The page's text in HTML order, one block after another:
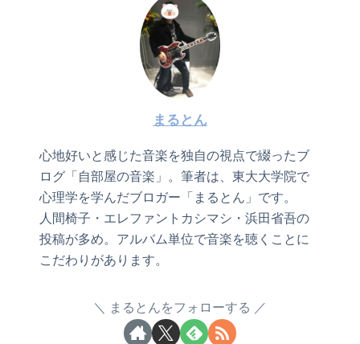
まるとん
心地好いと感じた音楽を独自の視点で綴ったブ
ログ「自部屋の音楽」。筆者は、東大大学院で
心理学を学んだブロガー「まるとん」です。
人間椅子・エレファントカシマシ・浜田省吾の
投稿が多め。アルバム単位で音楽を聴くことに
こだわりがあります。
まるとんをフォローする